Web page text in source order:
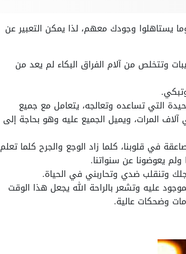
يستاهلوا وجودك معهم، لذا يمكن التعبير عن
وتتخلص من آلام الفراق البكاء لم يعد من
التي تساعده وتعالجه، يتعامل مع جميع
المرات، ويميل الجميع عليه وهو بحاجة إلى
في قلوبنا، كلما زاد الوجع والجرح كلما تعلم
يعوضونا عن سنواتنا.
وتنقلب ضدي وتحاربني في الحياة.
عليه وتشعر بالراحة الله يجعل هذا الوقت
وضحكات عالية.